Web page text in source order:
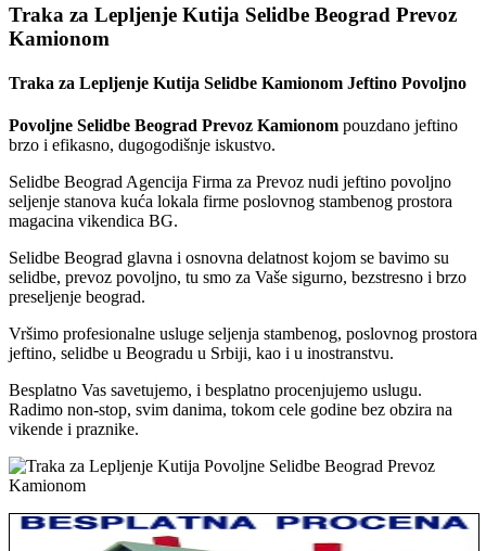
Traka za Lepljenje Kutija Selidbe Beograd Prevoz
Kamionom
Traka za Lepljenje Kutija Selidbe Kamionom Jeftino Povoljno
Povoljne Selidbe Beograd Prevoz Kamionom pouzdano jeftino
brzo i efikasno, dugogodišnje iskustvo.
Selidbe Beograd Agencija Firma za Prevoz nudi jeftino povoljno
seljenje stanova kuća lokala firme poslovnog stambenog prostora
magacina vikendica BG.
Selidbe Beograd glavna i osnovna delatnost kojom se bavimo su
selidbe, prevoz povoljno, tu smo za Vaše sigurno, bezstresno i brzo
preseljenje beograd.
Vršimo profesionalne usluge seljenja stambenog, poslovnog prostora
jeftino, selidbe u Beogradu u Srbiji, kao i u inostranstvu.
Besplatno Vas savetujemo, i besplatno procenjujemo uslugu.
Radimo non-stop, svim danima, tokom cele godine bez obzira na
vikende i praznike.